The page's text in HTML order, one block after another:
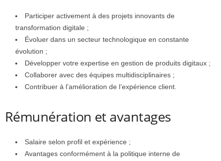
Participer activement à des projets innovants de
transformation digitale ;
Évoluer dans un secteur technologique en constante
évolution ;
Développer votre expertise en gestion de produits digitaux ;
Collaborer avec des équipes multidisciplinaires ;
Contribuer à l’amélioration de l’expérience client.
Rémunération et avantages
Salaire selon profil et expérience ;
Avantages conformément à la politique interne de